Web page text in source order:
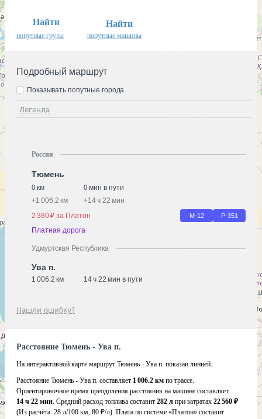
Найти
попутные грузы
Найти
попутные машины
Подробный маршрут
Легенда
Показывать попутные города
Россия
Тюмень
0 км
0 мин в пути
+1 006.2 км +14 ч 22 мин
2 380 ₽ за Платон
М-12 Р-351
Платная дорога
Удмуртская Республика
Ува п.
1 006.2 км 14 ч 22 мин в пути
Нашли ошибку?
Расстояние Тюмень - Ува п.
На интерактивной карте маршрут Тюмень - Ува п. показан линией.
Расстояние Тюмень - Ува п. составляет 1 006.2 км по трассе.
Ориентировочное время преодоления расстояния на машине составляет
14 ч 22 мин. Средний расход топлива составит 282 л при затратах 22 560 ₽
(Из расчёта: 28 л/100 км, 80 ₽/л). Плата по системе «Платон» составит